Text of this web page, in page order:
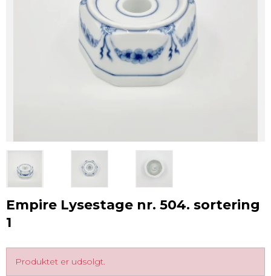
Empire Lysestage nr. 504. sortering
1
Produktet er udsolgt.